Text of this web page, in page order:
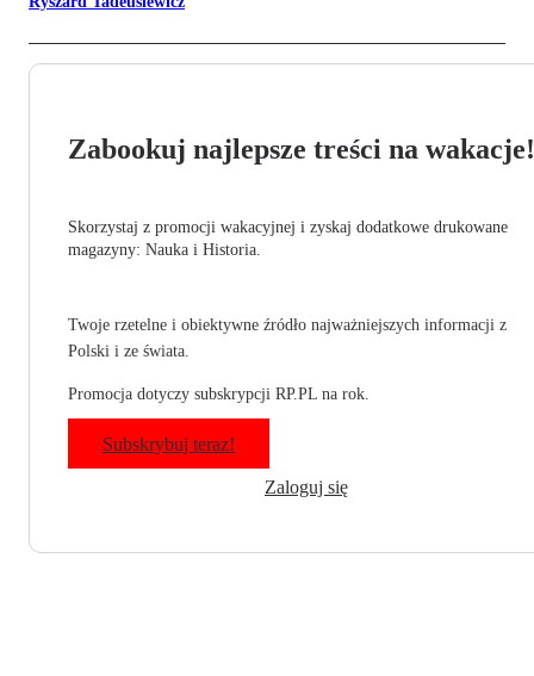
Zabookuj najlepsze treści na wakacje!
Skorzystaj z promocji wakacyjnej i zyskaj dodatkowe drukowane
magazyny: Nauka i Historia.
Twoje rzetelne i obiektywne źródło najważniejszych informacji z
Polski i ze świata.
Promocja dotyczy subskrypcji RP.PL na rok.
Subskrybuj teraz!
Zaloguj się